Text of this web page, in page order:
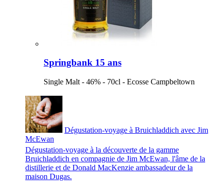
Springbank 15 ans
Single Malt - 46% - 70cl - Ecosse Campbeltown
Dégustation-voyage à Bruichladdich avec Jim
McEwan
Dégustation-voyage à la découverte de la gamme
Bruichladdich en compagnie de Jim McEwan, l'âme de la
distillerie et de Donald MacKenzie ambassadeur de la
maison Dugas.